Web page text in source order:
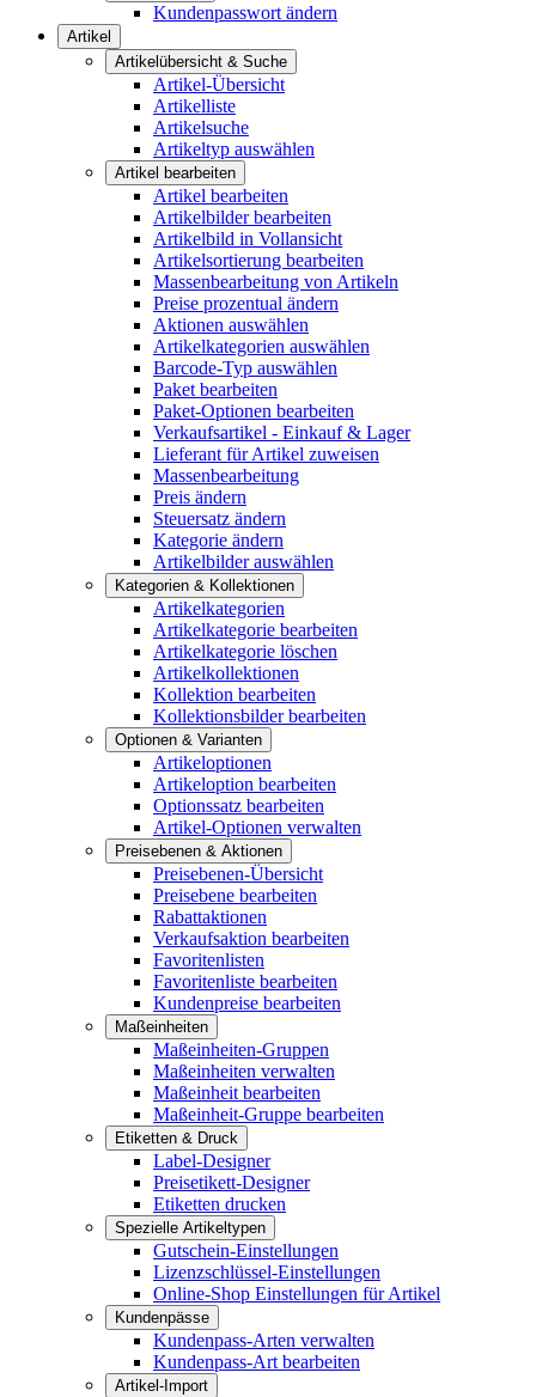
Kundenpasswort ändern
Artikel
Artikelübersicht & Suche
Artikel-Übersicht
Artikelliste
Artikelsuche
Artikeltyp auswählen
Artikel bearbeiten
Artikel bearbeiten
Artikelbilder bearbeiten
Artikelbild in Vollansicht
Artikelsortierung bearbeiten
Massenbearbeitung von Artikeln
Preise prozentual ändern
Aktionen auswählen
Artikelkategorien auswählen
Barcode-Typ auswählen
Paket bearbeiten
Paket-Optionen bearbeiten
Verkaufsartikel - Einkauf & Lager
Lieferant für Artikel zuweisen
Massenbearbeitung
Preis ändern
Steuersatz ändern
Kategorie ändern
Artikelbilder auswählen
Kategorien & Kollektionen
Artikelkategorien
Artikelkategorie bearbeiten
Artikelkategorie löschen
Artikelkollektionen
Kollektion bearbeiten
Kollektionsbilder bearbeiten
Optionen & Varianten
Artikeloptionen
Artikeloption bearbeiten
Optionssatz bearbeiten
Artikel-Optionen verwalten
Preisebenen & Aktionen
Preisebenen-Übersicht
Preisebene bearbeiten
Rabattaktionen
Verkaufsaktion bearbeiten
Favoritenlisten
Favoritenliste bearbeiten
Kundenpreise bearbeiten
Maßeinheiten
Maßeinheiten-Gruppen
Maßeinheiten verwalten
Maßeinheit bearbeiten
Maßeinheit-Gruppe bearbeiten
Etiketten & Druck
Label-Designer
Preisetikett-Designer
Etiketten drucken
Spezielle Artikeltypen
Gutschein-Einstellungen
Lizenzschlüssel-Einstellungen
Online-Shop Einstellungen für Artikel
Kundenpässe
Kundenpass-Arten verwalten
Kundenpass-Art bearbeiten
Artikel-Import